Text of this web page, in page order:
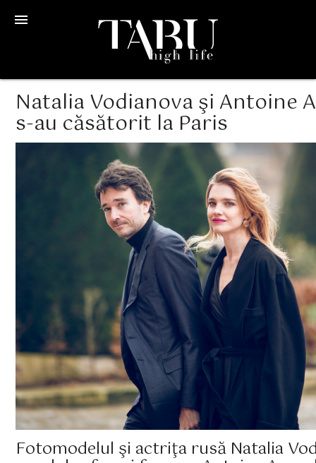
menu
Natalia Vodianova şi Antoine
s-au căsătorit la Paris
Fotomodelul şi actriţa rusă Natalia